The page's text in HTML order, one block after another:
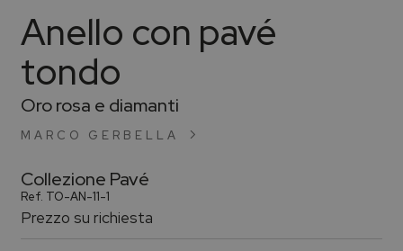
MARCO GERBELLA
Anello con pavé
tondo
Oro rosa e diamanti
Collezione Pavé
Ref. TO-AN-11-1
Prezzo su richiesta